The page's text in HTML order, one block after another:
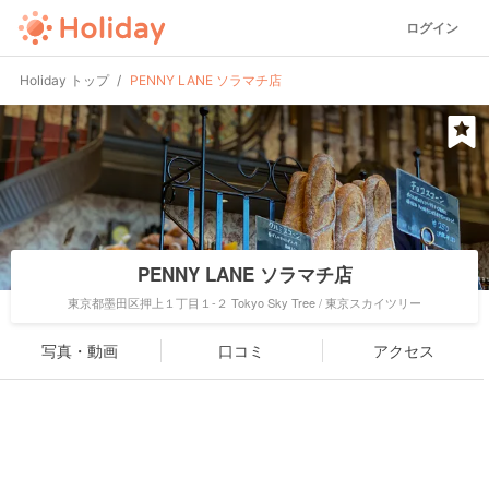
ログイン
Holiday トップ PENNY LANE ソラマチ店
PENNY LANE ソラマチ店
東京都墨田区押上１丁目１-２ Tokyo Sky Tree / 東京スカイツリー
写真・動画 口コミ アクセス